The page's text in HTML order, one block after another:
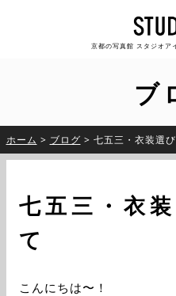
京都の写真館 スタジオア
ブ
ホーム > ブログ > 七五三・衣装選
七五三・衣
て
こんにちは〜！